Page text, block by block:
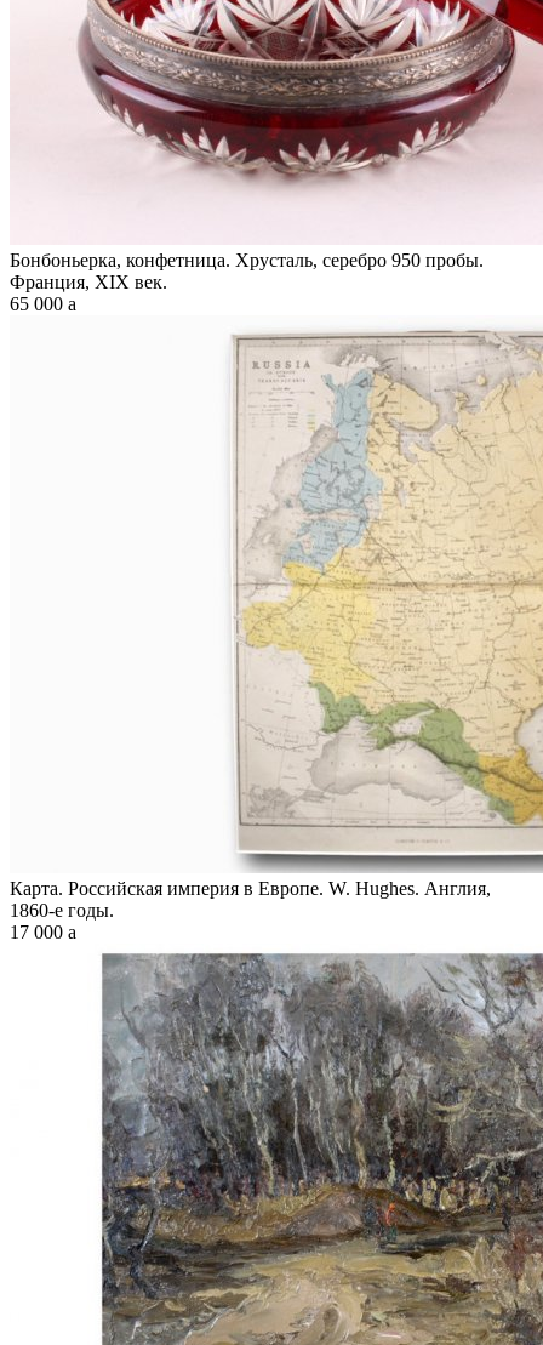
Бонбоньерка, конфетница. Хрусталь, серебро 950 пробы.
Франция, XIX век.
65 000 a
Карта. Российская империя в Европе. W. Hughes. Англия,
1860-е годы.
17 000 a